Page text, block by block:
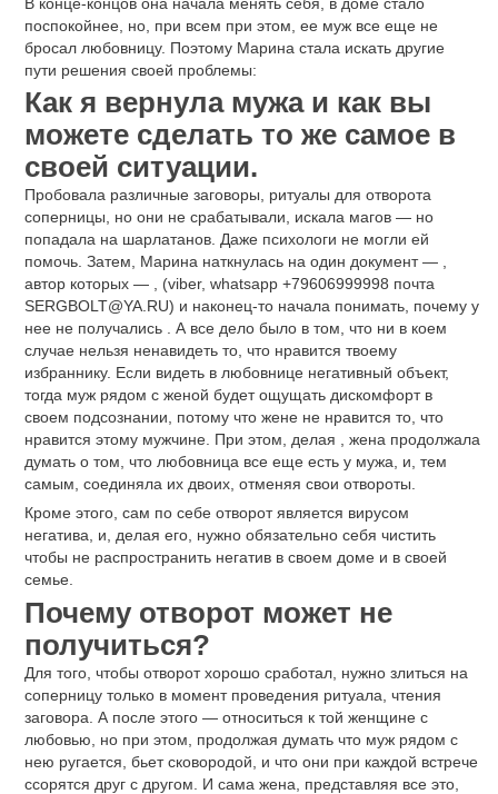
поспокойнее, но, при всем при этом, ее муж все еще не
бросал любовницу. Поэтому Марина стала искать другие
пути решения своей проблемы:
Как я вернула мужа и как вы
можете сделать то же самое в
своей ситуации.
Пробовала различные заговоры, ритуалы для отворота
соперницы, но они не срабатывали, искала магов — но
попадала на шарлатанов. Даже психологи не могли ей
помочь. Затем, Марина наткнулась на один документ — ,
автор которых — , (viber, whatsapp +79606999998 почта
SERGBOLT@YA.RU) и наконец-то начала понимать, почему у
нее не получались . А все дело было в том, что ни в коем
случае нельзя ненавидеть то, что нравится твоему
избраннику. Если видеть в любовнице негативный объект,
тогда муж рядом с женой будет ощущать дискомфорт в
своем подсознании, потому что жене не нравится то, что
нравится этому мужчине. При этом, делая , жена продолжала
думать о том, что любовница все еще есть у мужа, и, тем
самым, соединяла их двоих, отменяя свои отвороты.
Кроме этого, сам по себе отворот является вирусом
негатива, и, делая его, нужно обязательно себя чистить
чтобы не распространить негатив в своем доме и в своей
семье.
Почему отворот может не
получиться?
Для того, чтобы отворот хорошо сработал, нужно злиться на
соперницу только в момент проведения ритуала, чтения
заговора. А после этого — относиться к той женщине с
любовью, но при этом, продолжая думать что муж рядом с
нею ругается, бьет сковородой, и что они при каждой встрече
ссорятся друг с другом. И сама жена, представляя все это,